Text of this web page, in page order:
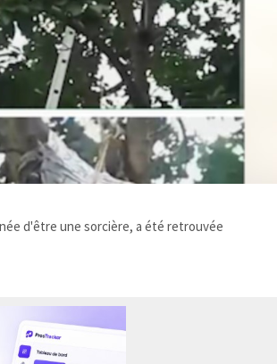
d'être une sorcière, a été retrouvée